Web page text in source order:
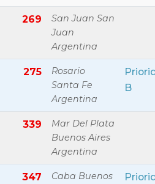
269
San Juan San
Juan
Argentina
275
Rosario
Santa Fe
Argentina
B
339
Mar Del Plata
Buenos Aires
Argentina
347
Caba Buenos